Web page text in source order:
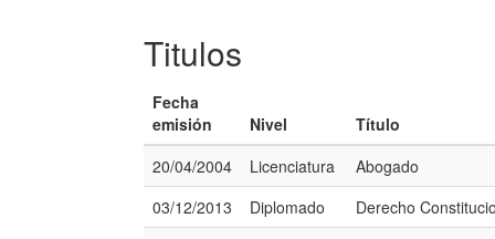
Titulos
Fecha
emisión
Nivel
Título
20/04/2004
Licenciatura
Abogado
03/12/2013
Diplomado
Derecho